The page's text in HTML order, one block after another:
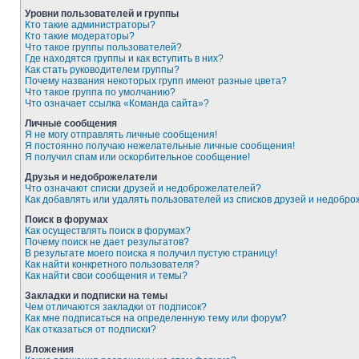
Уровни пользователей и группы
Кто такие администраторы?
Кто такие модераторы?
Что такое группы пользователей?
Где находятся группы и как вступить в них?
Как стать руководителем группы?
Почему названия некоторых групп имеют разные цвета?
Что такое группа по умолчанию?
Что означает ссылка «Команда сайта»?
Личные сообщения
Я не могу отправлять личные сообщения!
Я постоянно получаю нежелательные личные сообщения!
Я получил спам или оскорбительное сообщение!
Друзья и недоброжелатели
Что означают списки друзей и недоброжелателей?
Как добавлять или удалять пользователей из списков друзей и
Поиск в форумах
Как осуществлять поиск в форумах?
Почему поиск не дает результатов?
В результате моего поиска я получил пустую страницу!
Как найти конкретного пользователя?
Как найти свои сообщения и темы?
Закладки и подписки на темы
Чем отличаются закладки от подписок?
Как мне подписаться на определенную тему или форум?
Как отказаться от подписки?
Вложения